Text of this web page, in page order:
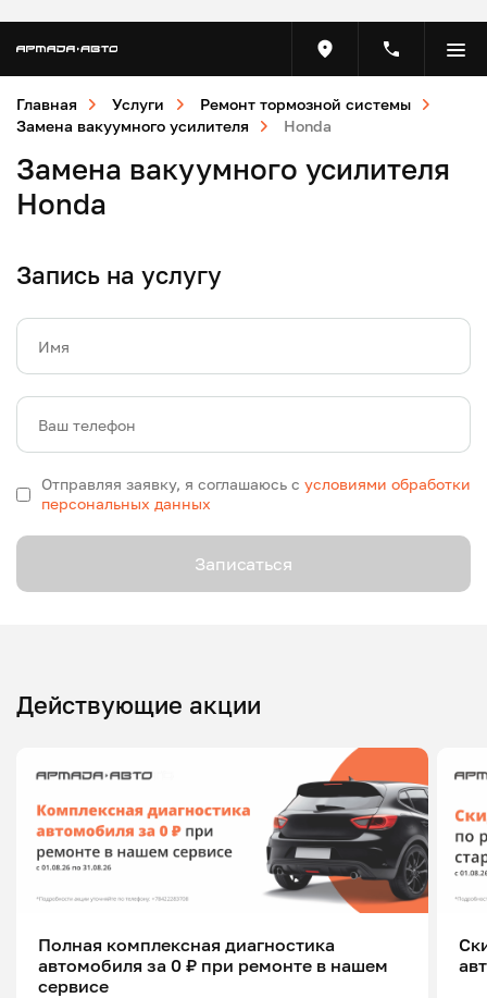
Главная Услуги
Ремонт тормозной системы
Замена вакуумного усилителя
Honda
Замена вакуумного усилителя
Honda
Запись на услугу
Имя
Ваш телефон
Отправляя заявку, я соглашаюсь с условиями обработки
персональных данных
Записаться
Действующие акции
Полная комплексная диагностика
автомобиля за 0 ₽ при ремонте в нашем
сервисе